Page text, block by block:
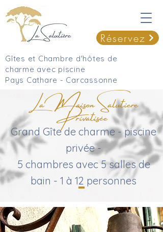
Gîtes et Chambre d'hôtes de
charme avec piscine
Pays Cathare - Carcassonne
Réservez
La Maison Salutiere
Privatisée
Grand Gîte de charme - piscine
privée -
5 chambres avec 5 salles de
bain - 1 à 12 personnes